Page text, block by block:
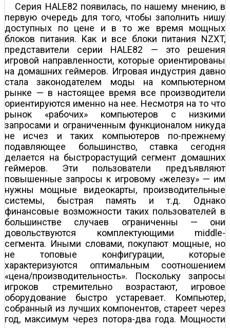
Серия HALE82 появилась, по нашему мнению, в
первую очередь для того, чтобы заполнить нишу
доступных по цене и в то же время мощных
блоков питания. Как и все блоки питания NZXT,
представители серии HALE82 — это решения
игровой направленности, которые ориентированы
на домашних геймеров. Игровая индустрия давно
стала законодателем моды на компьютерном
рынке — в настоящее время все производители
ориентируются именно на нее. Несмотря на то что
рынок «рабочих» компьютеров с низкими
запросами и ограниченным функционалом никуда
не исчез и таких компьютеров по-прежнему
подавляющее большинство, ставка сегодня
делается на быстрорастущий сегмент домашних
геймеров. Эти пользователи предъявляют
повышенные запросы к игровому «железу» — им
нужны мощные видеокарты, производительные
системы, быстрая память и т.д. Однако
финансовые возможности таких пользователей в
большинстве случаев ограниченны — они
довольствуются комплектующими middle-
сегмента. Иными словами, покупают мощные, но
не топовые конфигурации, которые
характеризуются оптимальным соотношением
«цена/производительность». Поскольку запросы
игроков стремительно возрастают, игровое
оборудование быстро устаревает. Компьютер,
собранный из лучших компонентов, стареет через
год, максимум через потора-два года. Мощности